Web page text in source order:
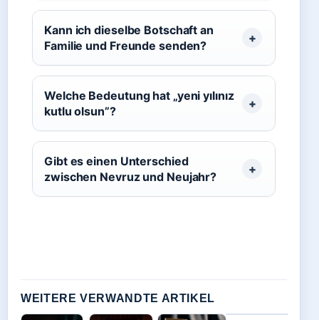
Kann ich dieselbe Botschaft an
Familie und Freunde senden?
Welche Bedeutung hat „yeni yılınız
kutlu olsun”?
Gibt es einen Unterschied
zwischen Nevruz und Neujahr?
WEITERE VERWANDTE ARTIKEL